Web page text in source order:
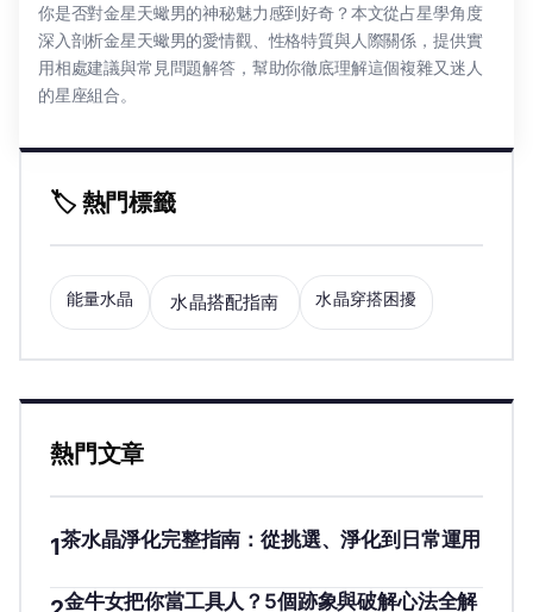
你是否對金星天蠍男的神秘魅力感到好奇？本文從占星學角度
深入剖析金星天蠍男的愛情觀、性格特質與人際關係，提供實
用相處建議與常見問題解答，幫助你徹底理解這個複雜又迷人
的星座組合。
🏷️ 熱門標籤
能量水晶 水晶搭配指南 水晶穿搭困擾
熱門文章
1茶水晶淨化完整指南：從挑選、淨化到日常運用
金牛女把你當工具人？5個跡象與破解心法全解